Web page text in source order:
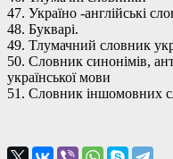
47. Україно -англійські
48. Букварі.
49. Тлумачний словник
50. Словник синонімів,
української мови
51. Словник іншомовних